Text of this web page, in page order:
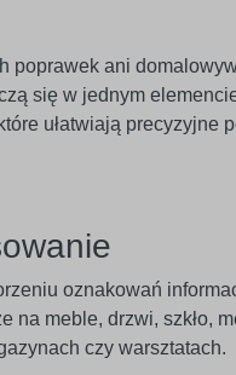
poprawek ani
się w jednym
ułatwiają precyzyjne
oznakowań
meble, drzwi, szkło,
czy warsztatach.